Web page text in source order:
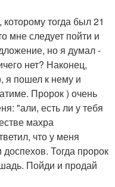
тогда был 21
мне следует пойти и
но я думал -
нет? Наконец,
я пошел к нему и
Пророк ) очень
"али, есть ли у тебя
махра
что у меня
Тогда пророк
Пойди и продай